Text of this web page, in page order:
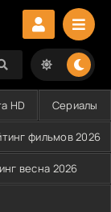
HD Сериалы
фильмов 2026
весна 2026